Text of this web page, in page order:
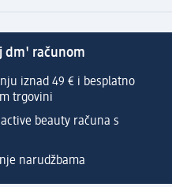
dm' računom
iznad 49 € i besplatno
trgovini
beauty računa s
narudžbama